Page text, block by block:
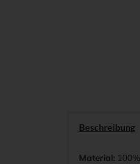
Beschreibung
Material: